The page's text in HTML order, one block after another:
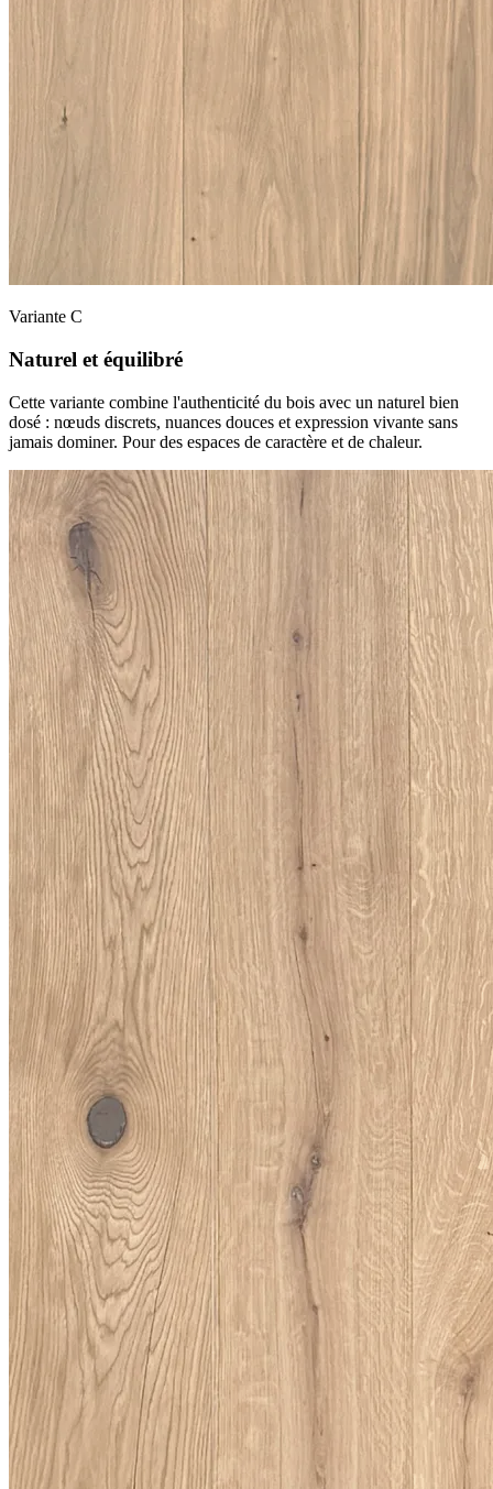
Variante C
Naturel et équilibré
Cette variante combine l'authenticité du bois avec un naturel bien
dosé : nœuds discrets, nuances douces et expression vivante sans
jamais dominer. Pour des espaces de caractère et de chaleur.